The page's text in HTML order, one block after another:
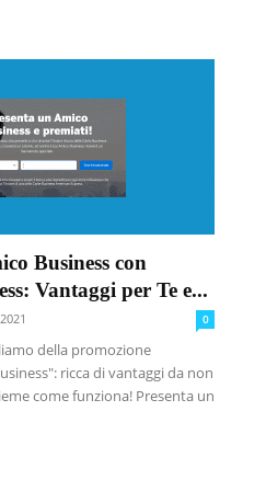
Business con
Vantaggi per Te e...
0
della promozione
ricca di vantaggi da non
come funziona! Presenta un